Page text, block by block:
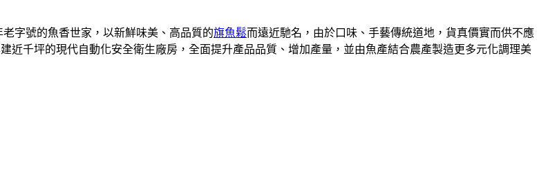
字號的魚香世家，以新鮮味美、高品質的旗魚鬆而遠近馳名，由於口味、手藝傳統道地，貨真價實而供不應
近千坪的現代自動化安全衛生廠房，全面提升產品品質、增加產量，並由魚產結合農產製造更多元化調理美